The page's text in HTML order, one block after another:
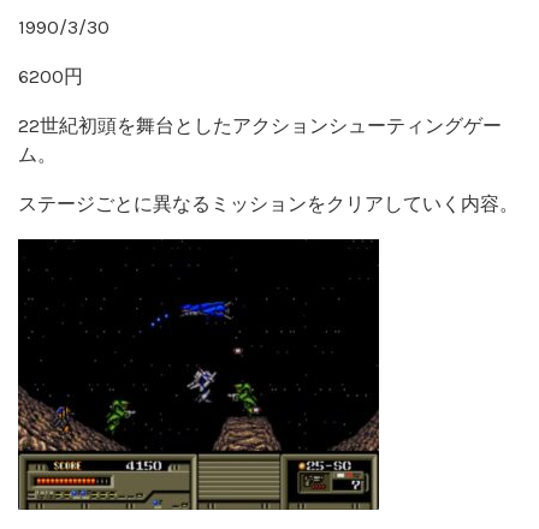
1990/3/30
6200円
22世紀初頭を舞台としたアクションシューティングゲー
ム。
ステージごとに異なるミッションをクリアしていく内容。